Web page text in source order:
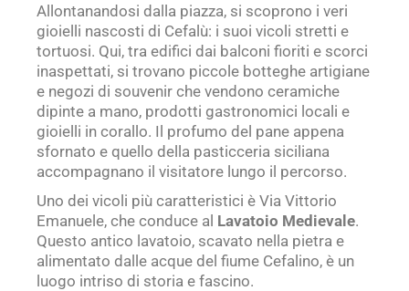
Allontanandosi dalla piazza, si scoprono i veri
gioielli nascosti di Cefalù: i suoi vicoli stretti e
tortuosi. Qui, tra edifici dai balconi fioriti e scorci
inaspettati, si trovano piccole botteghe artigiane
e negozi di souvenir che vendono ceramiche
dipinte a mano, prodotti gastronomici locali e
gioielli in corallo. Il profumo del pane appena
sfornato e quello della pasticceria siciliana
accompagnano il visitatore lungo il percorso.
Uno dei vicoli più caratteristici è Via Vittorio
Emanuele, che conduce al Lavatoio Medievale.
Questo antico lavatoio, scavato nella pietra e
alimentato dalle acque del fiume Cefalino, è un
luogo intriso di storia e fascino.